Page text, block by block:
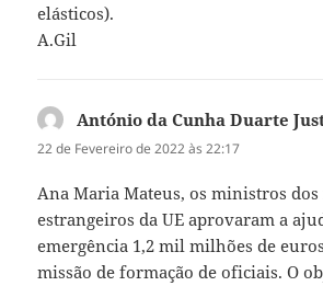
elásticos).
A.Gil
António da Cunha Duarte
22 de Fevereiro de 2022 às 22:17
Ana Maria Mateus, os ministros dos
estrangeiros da UE aprovaram a
emergência 1,2 mil milhões de
missão de formação de oficiais. O